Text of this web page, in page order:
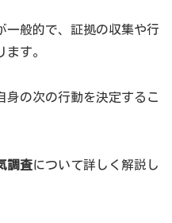
一般的で、証拠の収集や行
す。
身の次の行動を決定するこ
調査について詳しく解説し